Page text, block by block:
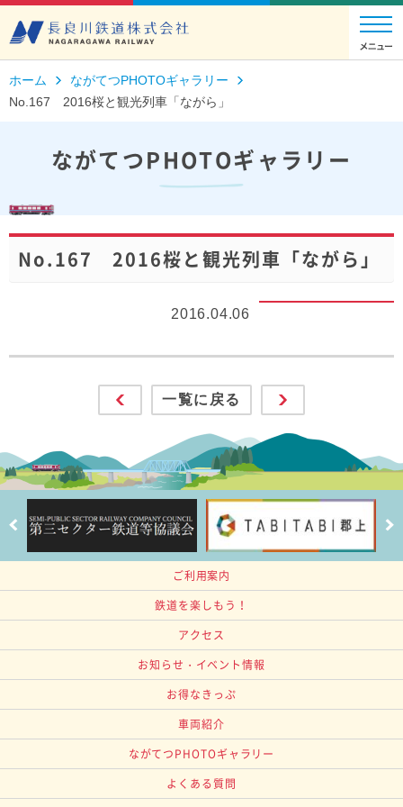
ホーム
ながてつPHOTOギャラリー
No.167 2016桜と観光列車「ながら」
ながてつPHOTOギャラリー
No.167 2016桜と観光列車「ながら」
2016.04.06
一覧に戻る
ご利用案内
鉄道を楽しもう！
アクセス
お知らせ・イベント情報
お得なきっぷ
車両紹介
ながてつPHOTOギャラリー
よくある質問